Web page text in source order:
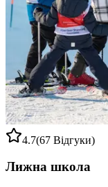
4.7(67 Відгуки)
Лижна школа